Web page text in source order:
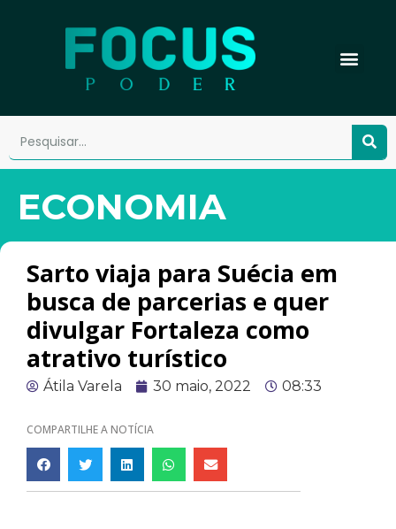
ECONOMIA
Sarto viaja para Suécia em
busca de parcerias e quer
divulgar Fortaleza como
atrativo turístico
Átila Varela 30 maio, 2022 08:33
COMPARTILHE A NOTÍCIA